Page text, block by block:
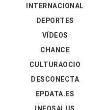
INTERNACIONAL
DEPORTES
VÍDEOS
CHANCE
CULTURAOCIO
DESCONECTA
EPDATA.ES